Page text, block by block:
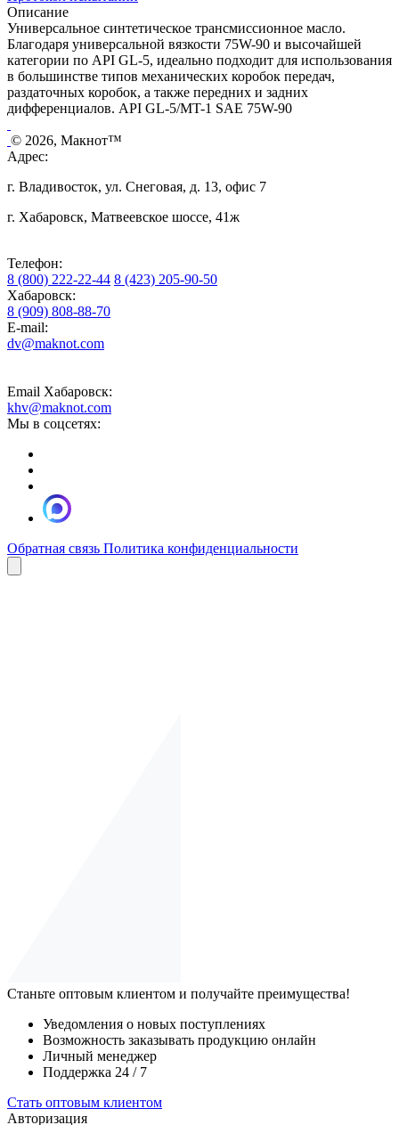
Описание
Универсальное синтетическое трансмиссионное масло.
Благодаря универсальной вязкости 75W-90 и высочайшей
категории по API GL-5, идеально подходит для использования
в большинстве типов механических коробок передач,
раздаточных коробок, а также передних и задних
дифференциалов. API GL-5/MT-1 SAE 75W-90
© 2026, Макнот™
Адрес:
г. Владивосток, ул. Снеговая, д. 13, офис 7
г. Хабаровск, Матвеевское шоссе, 41ж
Телефон:
8 (800) 222-22-44 8 (423) 205-90-50
Хабаровск:
8 (909) 808-88-70
E-mail:
dv@maknot.com
Email Хабаровск:
khv@maknot.com
Мы в соцсетях:
Обратная связь Политика конфиденциальности
Станьте оптовым клиентом и получайте преимущества!
Уведомления о новых поступлениях
Возможность заказывать продукцию онлайн
Личный менеджер
Поддержка 24 / 7
Стать оптовым клиентом
Авторизация